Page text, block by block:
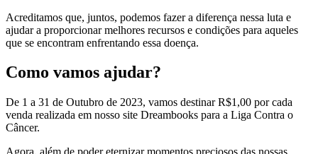
Acreditamos que, juntos, podemos fazer a diferença nessa luta e
ajudar a proporcionar melhores recursos e condições para aqueles
que se encontram enfrentando essa doença.
Como vamos ajudar?
De 1 a 31 de Outubro de 2023, vamos destinar R$1,00 por cada
venda realizada em nosso site Dreambooks para a Liga Contra o
Câncer.